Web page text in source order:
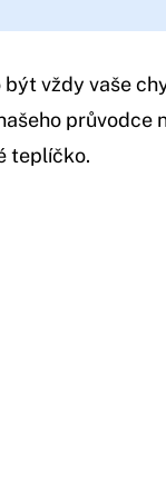
vždy vaše
průvodce
teplíčko.